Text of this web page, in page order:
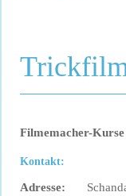
Filmemacher-
Kontakt:
Adresse: